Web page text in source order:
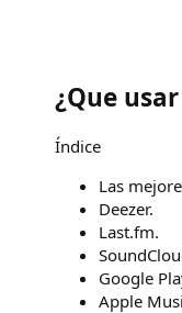
¿Que
Índice
Las
Deezer.
Last.fm.
Google
Apple